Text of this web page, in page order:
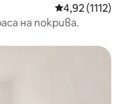
Средна
4,92 (1112)
на покрива.